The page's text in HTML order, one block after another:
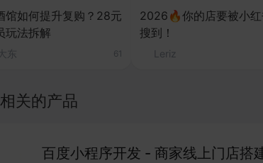
馆如何提升复购？28元
玩法拆解
大东 61
2026🔥你的店要被小红
搜到！
Leriz
相关的产品
百度小程序开发 - 商家线上门店搭